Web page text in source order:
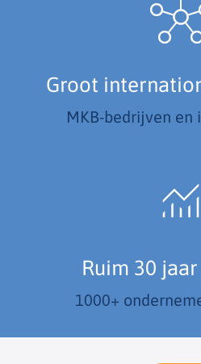
Groot
MKB-bedrijven en
Ruim 30
1000+